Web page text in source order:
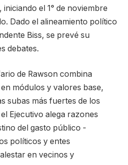
el 1° de noviembre
Dado el alineamiento político
Biss, se prevé su
debates.
de Rawson combina
módulos y valores base,
subas más fuertes de los
Ejecutivo alega razones
del gasto público -
políticos y entes
en vecinos y